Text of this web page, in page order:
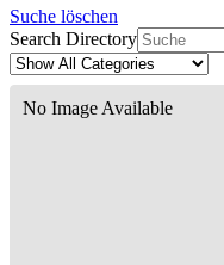
Suche löschen
Search Directory
No Image Available